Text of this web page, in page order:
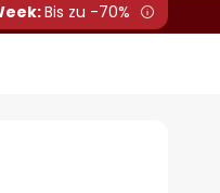
Bis zu -70%